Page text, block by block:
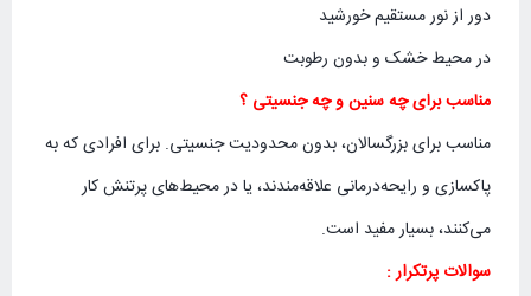
دور از نور مستقیم خورشید
در محیط خشک و بدون رطوبت
مناسب برای چه سنین و چه جنسیتی ؟
مناسب برای بزرگسالان، بدون محدودیت جنسیتی. برای افرادی که به
پاکسازی و رایحه‌درمانی علاقه‌مندند، یا در محیط‌های پرتنش کار
می‌کنند، بسیار مفید است.
سوالات پرتکرار :